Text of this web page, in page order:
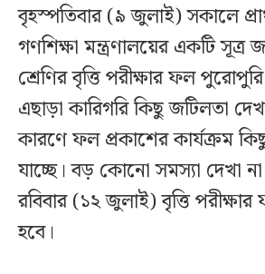
বৃহস্পতিবার (৯ জুলাই) সকালে
গণশিক্ষা মন্ত্রণালয়ের একটি সূত্র
শ্রেণির বৃত্তি পরীক্ষার ফল
এছাড়া কারিগরি কিছু জটিলতা
কারণে ফল প্রকাশের কার্যক্রম
যাচ্ছে। বড় কোনো সমস্যা দেখা
রবিবার (১২ জুলাই) বৃত্তি
হবে।